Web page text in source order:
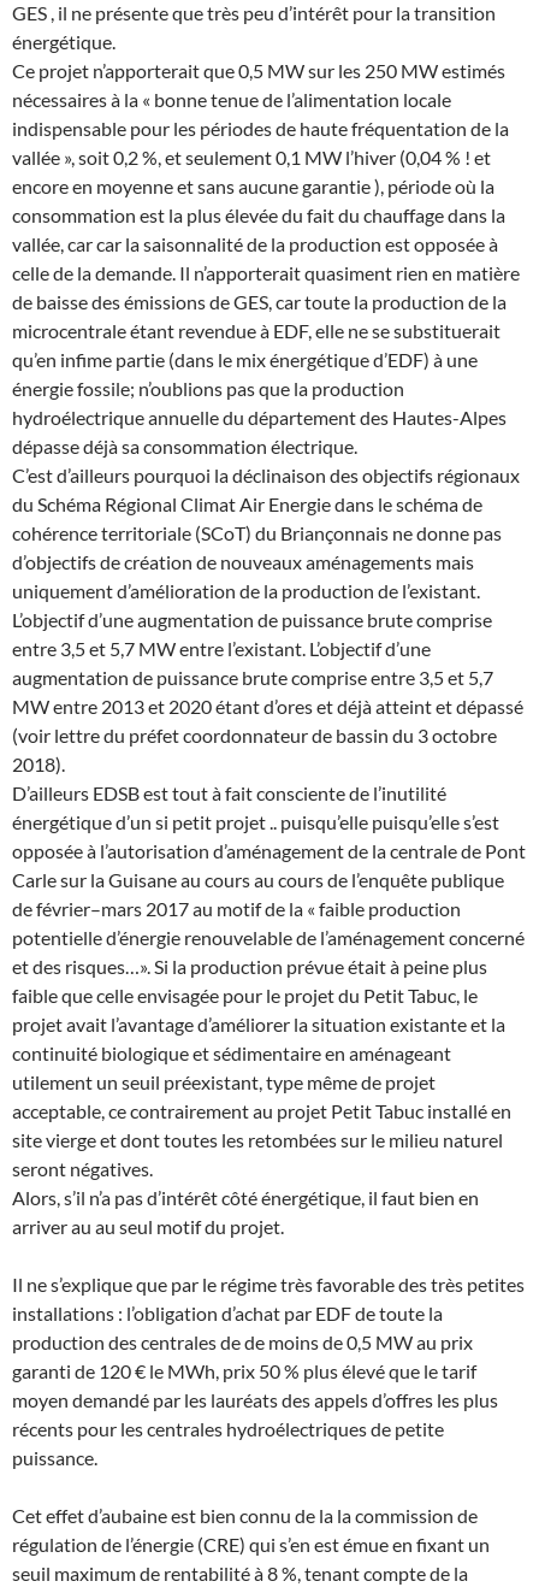
GES , il ne présente que très peu d’intérêt pour la transition
énergétique.
Ce projet n’apporterait que 0,5 MW sur les 250 MW estimés
nécessaires à la « bonne tenue de l’alimentation locale
indispensable pour les périodes de haute fréquentation de la
vallée », soit 0,2 %, et seulement 0,1 MW l’hiver (0,04 % ! et
encore en moyenne et sans aucune garantie ), période où la
consommation est la plus élevée du fait du chauffage dans la
vallée, car car la saisonnalité de la production est opposée à
celle de la demande. Il n’apporterait quasiment rien en matière
de baisse des émissions de GES, car toute la production de la
microcentrale étant revendue à EDF, elle ne se substituerait
qu’en infime partie (dans le mix énergétique d’EDF) à une
énergie fossile; n’oublions pas que la production
hydroélectrique annuelle du département des Hautes-Alpes
dépasse déjà sa consommation électrique.
C’est d’ailleurs pourquoi la déclinaison des objectifs régionaux
du Schéma Régional Climat Air Energie dans le schéma de
cohérence territoriale (SCoT) du Briançonnais ne donne pas
d’objectifs de création de nouveaux aménagements mais
uniquement d’amélioration de la production de l’existant.
L’objectif d’une augmentation de puissance brute comprise
entre 3,5 et 5,7 MW entre l’existant. L’objectif d’une
augmentation de puissance brute comprise entre 3,5 et 5,7
MW entre 2013 et 2020 étant d’ores et déjà atteint et dépassé
(voir lettre du préfet coordonnateur de bassin du 3 octobre
2018).
D’ailleurs EDSB est tout à fait consciente de l’inutilité
énergétique d’un si petit projet .. puisqu’elle puisqu’elle s’est
opposée à l’autorisation d’aménagement de la centrale de Pont
Carle sur la Guisane au cours au cours de l’enquête publique
de février–mars 2017 au motif de la « faible production
potentielle d’énergie renouvelable de l’aménagement concerné
et des risques…». Si la production prévue était à peine plus
faible que celle envisagée pour le projet du Petit Tabuc, le
projet avait l’avantage d’améliorer la situation existante et la
continuité biologique et sédimentaire en aménageant
utilement un seuil préexistant, type même de projet
acceptable, ce contrairement au projet Petit Tabuc installé en
site vierge et dont toutes les retombées sur le milieu naturel
seront négatives.
Alors, s’il n’a pas d’intérêt côté énergétique, il faut bien en
arriver au au seul motif du projet.
Il ne s’explique que par le régime très favorable des très petites
installations : l’obligation d’achat par EDF de toute la
production des centrales de de moins de 0,5 MW au prix
garanti de 120 € le MWh, prix 50 % plus élevé que le tarif
moyen demandé par les lauréats des appels d’offres les plus
récents pour les centrales hydroélectriques de petite
puissance.
Cet effet d’aubaine est bien connu de la la commission de
régulation de l’énergie (CRE) qui s’en est émue en fixant un
seuil maximum de rentabilité à 8 %, tenant compte de la